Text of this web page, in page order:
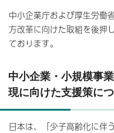
中小企業庁および厚生労働
方改革に向けた取組を後押
ております。
中小企業・小規模事
現に向けた支援策に
日本は、「少子高齢化に伴